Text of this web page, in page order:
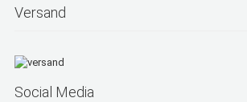
Versand
Social Media